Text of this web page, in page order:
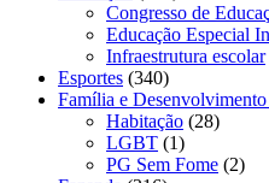
Congresso de
Educação Especial
Infraestrutura escolar
Esportes (340)
Família e
Habitação (28)
LGBT (1)
PG Sem Fome (2)